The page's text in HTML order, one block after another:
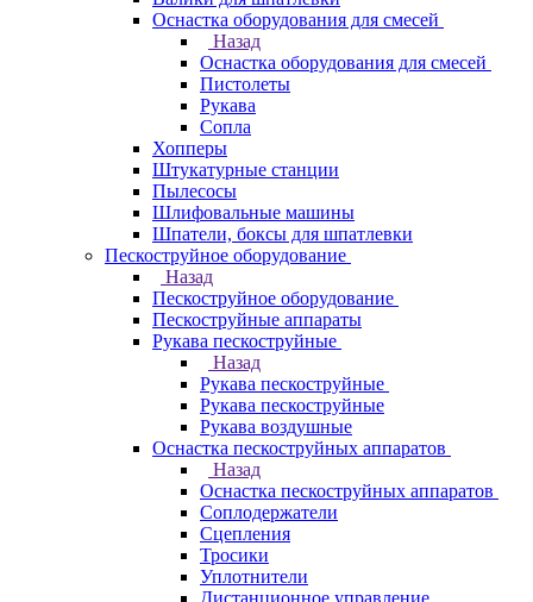
Оснастка оборудования для смесей
Назад
Оснастка оборудования для смесей
Пистолеты
Рукава
Сопла
Хопперы
Штукатурные станции
Пылесосы
Шлифовальные машины
Шпатели, боксы для шпатлевки
Пескоструйное оборудование
Назад
Пескоструйное оборудование
Пескоструйные аппараты
Рукава пескоструйные
Назад
Рукава пескоструйные
Рукава пескоструйные
Рукава воздушные
Оснастка пескоструйных аппаратов
Назад
Оснастка пескоструйных аппаратов
Соплодержатели
Сцепления
Тросики
Уплотнители
Дистанционное управление